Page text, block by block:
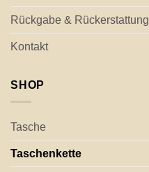
Rückgabe & Rückerstattung
Kontakt
SHOP
Tasche
Taschenkette